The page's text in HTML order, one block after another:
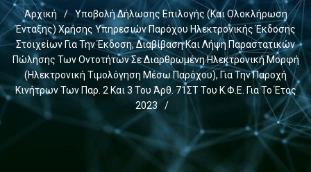
Αρχική /
Υποβολή Δήλωσης Επιλογής (και Ολοκλήρωση
Ένταξης) Χρήσης Υπηρεσιών Παρόχου Ηλεκτρονικής Έκδοσης
Στοιχείων Για Την Έκδοση, Διαβίβαση Και Λήψη Παραστατικών
Πώλησης Των Οντοτήτων Σε Διαρθρωμένη Ηλεκτρονική Μορφή
(ηλεκτρονική Τιμολόγηση Μέσω Παρόχου), Για Την Παροχή
Κινήτρων Των Παρ. 2 Και 3 Του Άρθ. 71ΣΤ Του Κ.Φ.Ε. Για Το Έτος
2023
/